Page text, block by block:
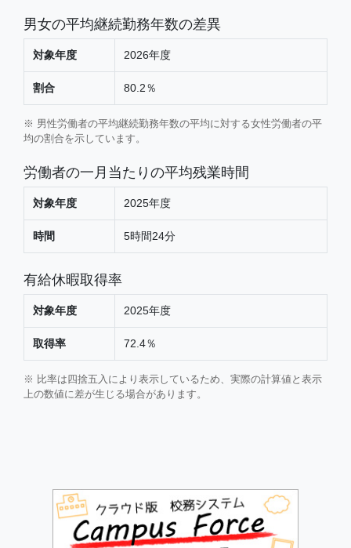
男女の平均継続勤務年数の差異
対象年度 2026年度
割合 80.2％
※ 男性労働者の平均継続勤務年数の平均に対する女性労働者の平
均の割合を示しています。
労働者の一月当たりの平均残業時間
対象年度 2025年度
時間 5時間24分
有給休暇取得率
対象年度 2025年度
取得率 72.4％
※ 比率は四捨五入により表示しているため、実際の計算値と表示
上の数値に差が生じる場合があります。